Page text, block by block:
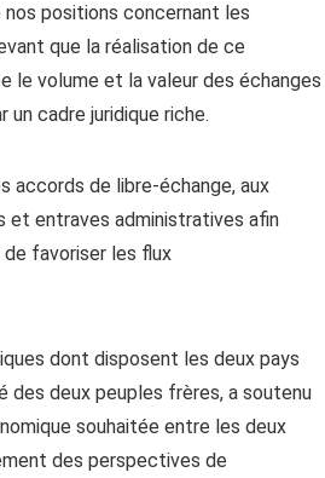
positions concernant les
que la réalisation de ce
le volume et la valeur des échanges
cadre juridique riche.
accords de libre-échange, aux
et entraves administratives afin
de favoriser les flux
dont disposent les deux pays
deux peuples frères, a soutenu
souhaitée entre les deux
des perspectives de